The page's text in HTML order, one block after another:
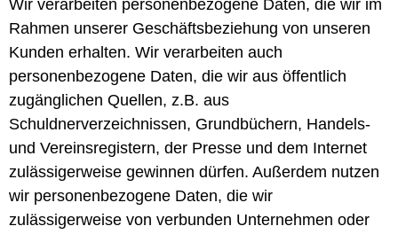
Wir verarbeiten personenbezogene Daten, die wir im
Rahmen unserer Geschäftsbeziehung von unseren
Kunden erhalten. Wir verarbeiten auch
personenbezogene Daten, die wir aus öffentlich
zugänglichen Quellen, z.B. aus
Schuldnerverzeichnissen, Grundbüchern, Handels-
und Vereinsregistern, der Presse und dem Internet
zulässigerweise gewinnen dürfen. Außerdem nutzen
wir personenbezogene Daten, die wir
zulässigerweise von verbunden Unternehmen oder